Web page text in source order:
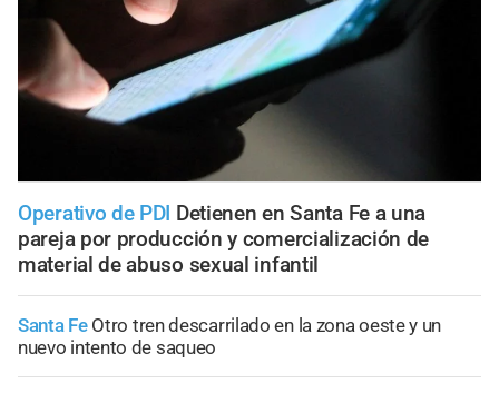
Operativo de PDI Detienen en Santa Fe a una
pareja por producción y comercialización de
material de abuso sexual infantil
Santa Fe Otro tren descarrilado en la zona oeste y un
nuevo intento de saqueo